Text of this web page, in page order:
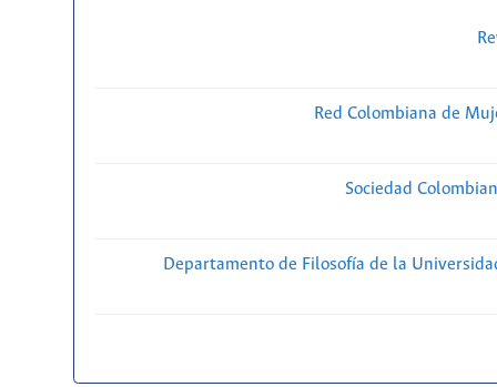
Red Colombiana de
Sociedad
Departamento de Filosofía de la